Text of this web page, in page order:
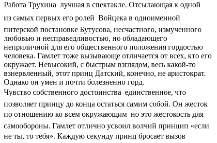
Работа Трухина  лучшая в спектакле. Отсылающая к одной
из самых первых его ролей  Войцека в одноименной
питерской постановке Бутусова, несчастного, измученного
любовью и несправедливостью, но обладающего
неприличной для его общественного положения гордостью
человека. Гамлет тоже вызывающе отличается от всех, кто его
окружает. Невысокий, с быстрым взглядом, весь какой-то
взнервленный, этот принц Датский, конечно, не аристократ.
Однако он умен и почти болезненно горд.
Чувство собственного достоинства  единственное, что
позволяет принцу до конца остаться самим собой. Он жесток
по отношению ко всем окружающим  но это жестокость для
самообороны. Гамлет отлично усвоил волчий принцип «если
не ты, то тебя». Каждую секунду принц бросает вызов 